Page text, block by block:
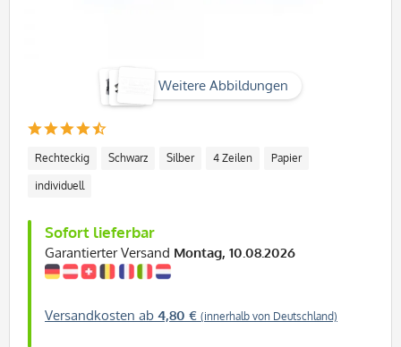
Weitere Abbildungen
Rechteckig Schwarz Silber 4 Zeilen Papier
individuell
Sofort lieferbar
Garantierter Versand Montag, 10.08.2026
Versandkosten ab 4,80 € (innerhalb von Deutschland)